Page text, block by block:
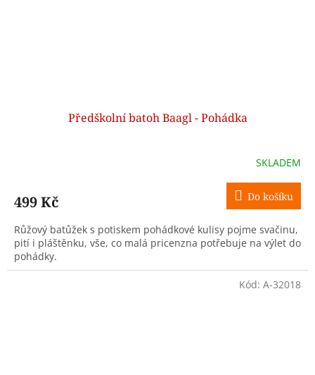
Předškolní batoh Baagl - Pohádka
SKLADEM
499 Kč Do košíku
Růžový batůžek s potiskem pohádkové kulisy pojme svačinu,
pití i pláštěnku, vše, co malá pricenzna potřebuje na výlet do
pohádky.
Kód: A-32018